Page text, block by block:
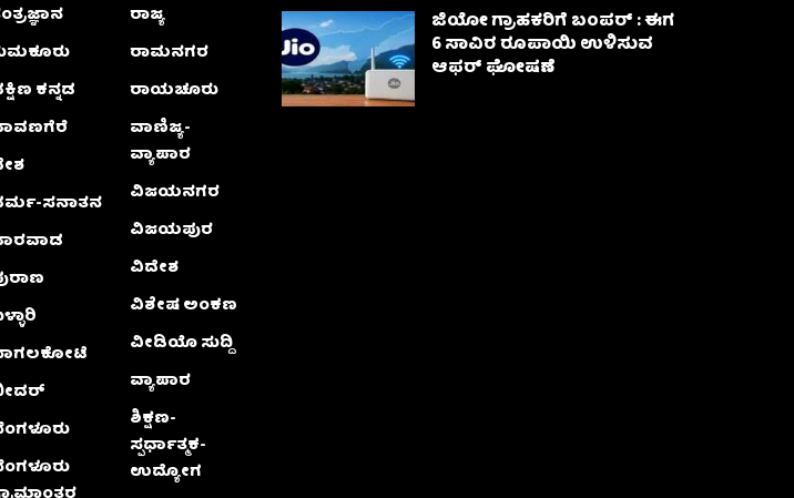
ಕನ್ನಡ
ಸನಾತನ
ರಾಜ್ಯ
ರಾಮನಗರ
ರಾಯಚೂರು
ವಾಣಿಜ್ಯ-
ವ್ಯಾಪಾರ
ವಿಜಯನಗರ
ವಿಜಯಪುರ
ವಿದೇಶ
ವಿಶೇಷ ಅಂಕಣ
ವೀಡಿಯೊ ಸುದ್ದಿ
ವ್ಯಾಪಾರ
ಶಿಕ್ಷಣ-
ಸ್ಪರ್ಧಾತ್ಮಕ-
ಉದ್ಯೋಗ
ಜಿಯೋ ಗ್ರಾಹಕರಿಗೆ ಬಂಪರ್ : ಈಗ
6 ಸಾವಿರ ರೂಪಾಯಿ ಉಳಿಸುವ
ಆಫರ್ ಘೋಷಣೆ